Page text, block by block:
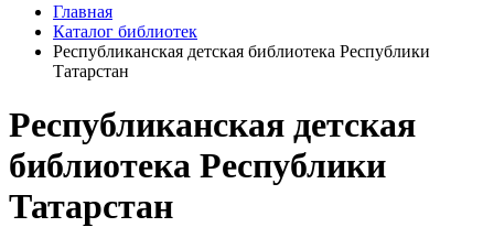
Главная
Каталог библиотек
Республиканская детская библиотека Республики
Татарстан
Республиканская детская
библиотека Республики
Татарстан